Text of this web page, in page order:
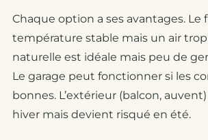
Chaque option a ses avantages. Le
température stable mais un air trop
naturelle est idéale mais peu de
Le garage peut fonctionner si les
bonnes. L’extérieur (balcon,
hiver mais devient risqué en été.